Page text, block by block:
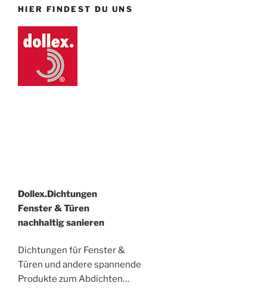
HIER FINDEST DU UNS
Dollex.Dichtungen
Fenster & Türen
nachhaltig sanieren
Dichtungen für Fenster &
Türen und andere spannende
Produkte zum Abdichten…